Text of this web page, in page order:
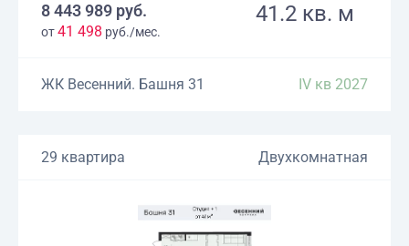
8 443 989 руб.
от41 498 руб./мес.
41.2 кв. м
ЖК Весенний. Башня 31 IV кв 2027
29 квартира Двухкомнатная